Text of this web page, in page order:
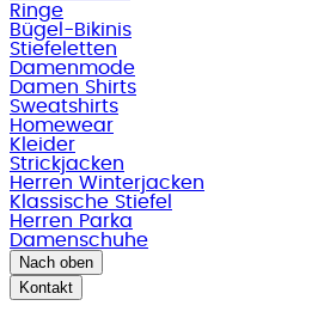
Ringe
Bügel-Bikinis
Stiefeletten
Damenmode
Damen Shirts
Sweatshirts
Homewear
Kleider
Strickjacken
Herren Winterjacken
Klassische Stiefel
Herren Parka
Damenschuhe
Nach oben
Kontakt